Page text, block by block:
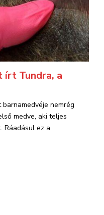
Tundra, a
nemrég
medve, aki teljes
Ráadásul ez a